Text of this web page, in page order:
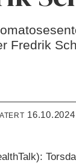
Fredrik